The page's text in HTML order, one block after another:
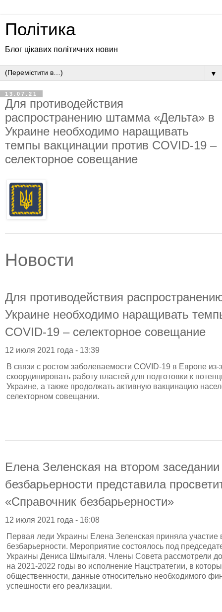
Політика
Блог цікавих політичних новин
▼
13.07.21
Для противодействия
распространению штамма «Дельта» в
Украине необходимо наращивать
темпы вакцинации против COVID-19 –
селекторное совещание
Новости
Для противодействия
Украине необходимо наращивать
COVID-19 – селекторное совещание
12 июля 2021 года - 13:39
В связи с ростом заболеваемости COVID-19 в Европе
скоординировать работу властей для подготовки к
Украине, а также продолжать активную вакцинацию
селекторном совещании.
Елена Зеленская на втором
безбарьерности представила
«Справочник безбарьерности»
12 июля 2021 года - 16:08
Первая леди Украины Елена Зеленская приняла участие
безбарьерности. Мероприятие состоялось под
Украины Дениса Шмыгаля. Члены Совета рассмотрели
на 2021-2022 годы во исполнение Нацстратегии, в
общественности, данные относительно необходимого
успешности его реализации.